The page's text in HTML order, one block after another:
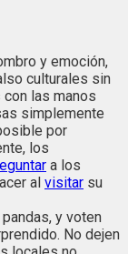
y emoción,
culturales sin
las manos
simplemente
por
los
a los
al visitar su
y voten
No dejen